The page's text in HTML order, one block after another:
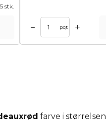
stk.
– pqt +
Tilføj til kurv
farve i størrelsen